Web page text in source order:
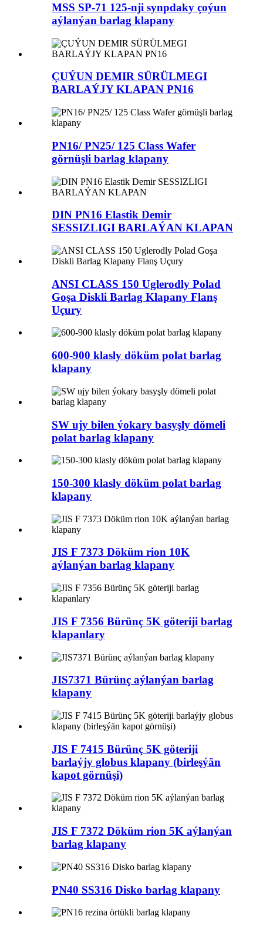
MSS SP-71 125-nji synpdaky çoýun
aýlanýan barlag klapany
ÇUÝUN DEMIR SÜRÜLMEGI
BARLAÝJY KLAPAN PN16
PN16/ PN25/ 125 Class Wafer
görnüşli barlag klapany
DIN PN16 Elastik Demir
SESSIZLIGI BARLAÝAN KLAPAN
ANSI CLASS 150 Uglerodly Polad
Goşa Diskli Barlag Klapany Flanş
Uçury
600-900 klasly döküm polat barlag
klapany
SW ujy bilen ýokary basyşly dömeli
polat barlag klapany
150-300 klasly döküm polat barlag
klapany
JIS F 7373 Döküm rion 10K
aýlanýan barlag klapany
JIS F 7356 Bürünç 5K göteriji barlag
klapanlary
JIS7371 Bürünç aýlanýan barlag
klapany
JIS F 7415 Bürünç 5K göteriji
barlaýjy globus klapany (birleşýän
kapot görnüşi)
JIS F 7372 Döküm rion 5K aýlanýan
barlag klapany
PN40 SS316 Disko barlag klapany